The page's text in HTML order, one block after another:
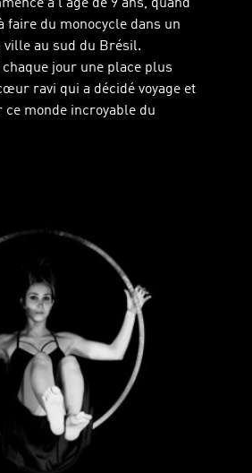
à l'âge de 9 ans, quand
faire du monocycle dans un
ville au sud du Brésil.
jour une place plus
ravi qui a décidé voyage et
monde incroyable du